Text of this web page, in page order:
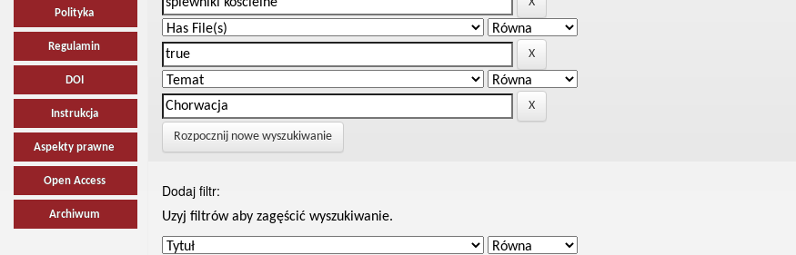
Polityka
Regulamin
DOI
Instrukcja
Aspekty prawne
Open Access
Archiwum
Rozpocznij nowe wyszukiwanie
Dodaj filtr:
Uzyj filtrów aby zagęścić wyszukiwanie.